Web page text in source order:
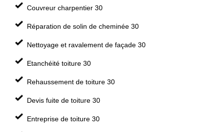
Couvreur charpentier 30
Réparation de solin de cheminée 30
Nettoyage et ravalement de façade 30
Etanchéité toiture 30
Rehaussement de toiture 30
Devis fuite de toiture 30
Entreprise de toiture 30